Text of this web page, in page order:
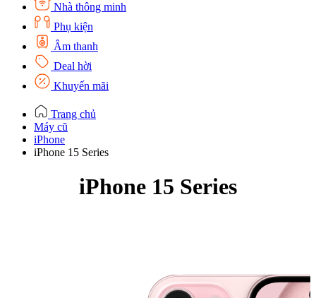
Nhà thông minh
Phụ kiện
Âm thanh
Deal hời
Khuyến mãi
Trang chủ
Máy cũ
iPhone
iPhone 15 Series
iPhone 15 Series